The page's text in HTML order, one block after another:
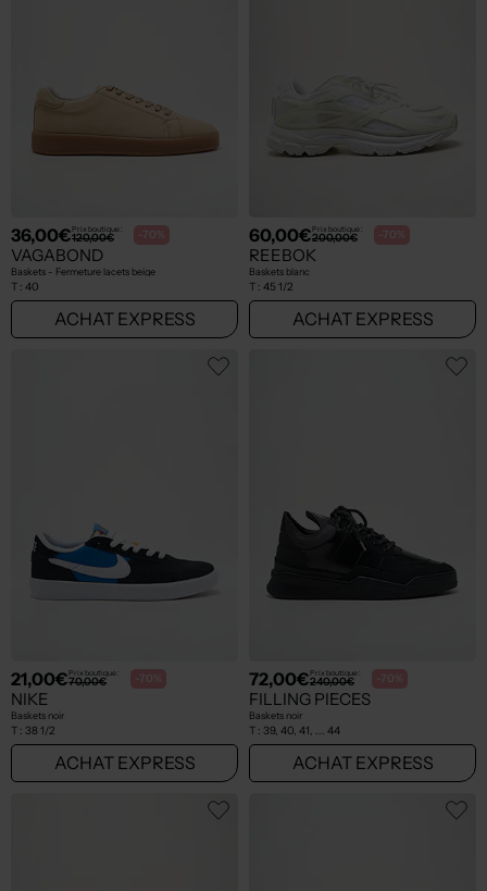
36,00€Prix boutique :
120,00€ -70%
VAGABOND
Baskets - Fermeture lacets beige
T : 40
ACHAT EXPRESS
60,00€Prix boutique :
200,00€ -70%
REEBOK
Baskets blanc
T : 45 1/2
ACHAT EXPRESS
21,00€Prix boutique :
70,00€ -70%
NIKE
Baskets noir
T : 38 1/2
ACHAT EXPRESS
72,00€Prix boutique :
240,00€ -70%
FILLING PIECES
Baskets noir
T : 39, 40, 41, ... 44
ACHAT EXPRESS